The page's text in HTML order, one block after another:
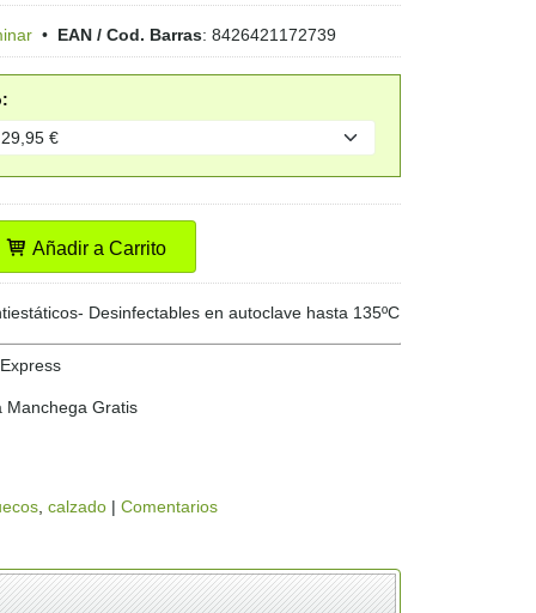
• EAN / Cod. Barras: 8426421172739
Añadir a Carrito
Desinfectables en autoclave hasta 135ºC
Manchega Gratis
calzado | Comentarios